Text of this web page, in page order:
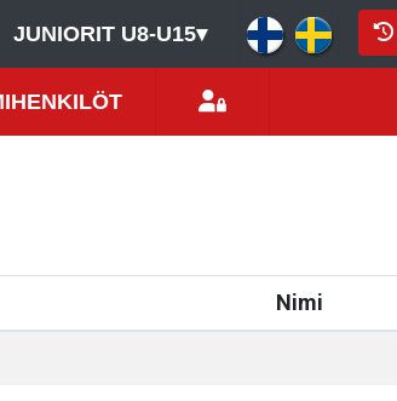
JUNIORIT U8-U15▾
Nimi